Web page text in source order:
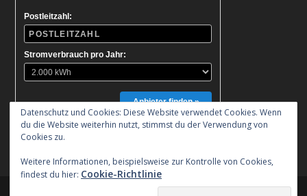
Postleitzahl:
Stromverbrauch pro Jahr:
Anbieter finden »
Datenschutz und Cookies: Diese Website verwendet Cookies. Wenn
du die Website weiterhin nutzt, stimmst du der Verwendung von
Cookies zu.
Weitere Informationen, beispielsweise zur Kontrolle von Cookies,
findest du hier: Cookie-Richtlinie